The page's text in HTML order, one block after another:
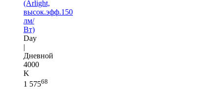
(Arlight,
высок.эфф.150
лм/
Вт)
Day
|
Дневной
4000
K
1 57568